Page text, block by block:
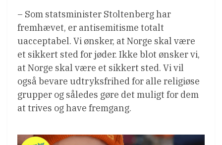
– Som statsminister Stoltenberg har
fremhævet, er antisemitisme totalt
uacceptabel. Vi ønsker, at Norge skal være
et sikkert sted for jøder. Ikke blot ønsker vi,
at Norge skal være et sikkert sted. Vi vil
også bevare udtryksfrihed for alle religiøse
grupper og således gøre det muligt for dem
at trives og have fremgang.